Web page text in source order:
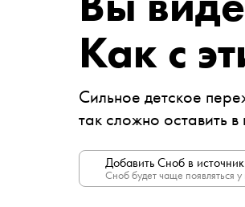
Как с
Сильное детское
так сложно оставить
Добавить Сноб в
Сноб будет чаще появляться